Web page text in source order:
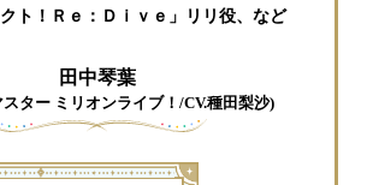
ト！Ｒｅ：Ｄｉｖｅ」リリ役、など
田中琴葉
ター ミリオンライブ！/CV.種田梨沙)